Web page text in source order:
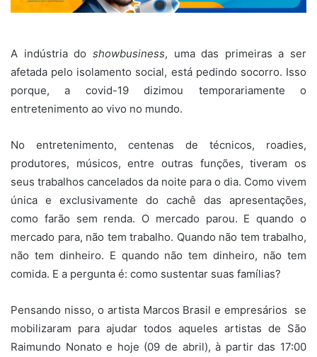
A indústria do showbusiness, uma das primeiras a ser
afetada pelo isolamento social, está pedindo socorro. Isso
porque, a covid-19 dizimou temporariamente o
entretenimento ao vivo no mundo.
No entretenimento, centenas de técnicos, roadies,
produtores, músicos, entre outras funções, tiveram os
seus trabalhos cancelados da noite para o dia. Como vivem
única e exclusivamente do cachê das apresentações,
como farão sem renda. O mercado parou. E quando o
mercado para, não tem trabalho. Quando não tem trabalho,
não tem dinheiro. E quando não tem dinheiro, não tem
comida. E a pergunta é: como sustentar suas famílias?
Pensando nisso, o artista Marcos Brasil e empresários se
mobilizaram para ajudar todos aqueles artistas de São
Raimundo Nonato e hoje (09 de abril), à partir das 17:00